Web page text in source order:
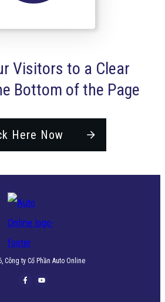
Visitors to a Clear
Bottom of the Page
Here Now
, Công ty Cổ Phần Auto Online